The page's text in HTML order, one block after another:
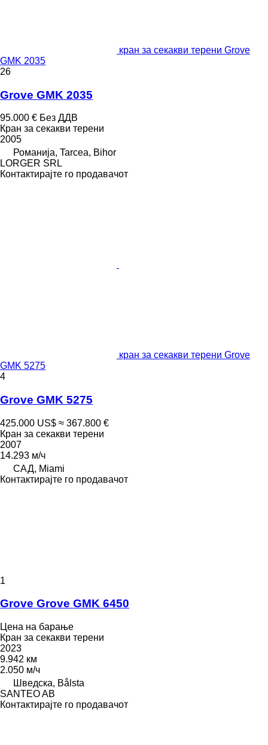
кран за секакви терени Grove
GMK 2035
26
Grove GMK 2035
95.000 € Без ДДВ
Кран за секакви терени
2005
Романија, Tarcea, Bihor
LORGER SRL
Контактирајте го продавачот
кран за секакви терени Grove
GMK 5275
4
Grove GMK 5275
425.000 US$ ≈ 367.800 €
Кран за секакви терени
2007
14.293 м/ч
САД, Miami
Контактирајте го продавачот
1
Grove Grove GMK 6450
Цена на барање
Кран за секакви терени
2023
9.942 км
2.050 м/ч
Шведска, Bålsta
SANTEO AB
Контактирајте го продавачот